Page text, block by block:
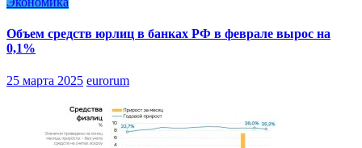
Объем средств юрлиц в банках РФ в феврале вырос на
0,1%
25 марта 2025 eurorum